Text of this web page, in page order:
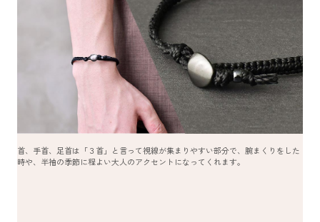
首、手首、足首は「３首」と言って視線が集まりやすい部分で、腕まくりをした
時や、半袖の季節に程よい大人のアクセントになってくれます。